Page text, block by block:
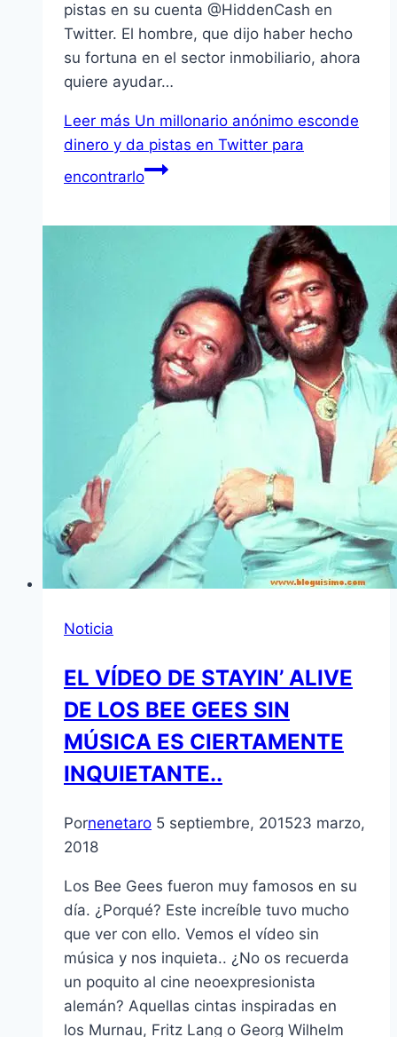
pistas en su cuenta @HiddenCash en
Twitter. El hombre, que dijo haber hecho
su fortuna en el sector inmobiliario, ahora
quiere ayudar…
Leer más Un millonario anónimo esconde
dinero y da pistas en Twitter para
encontrarlo
Noticia
EL VÍDEO DE STAYIN’ ALIVE
DE LOS BEE GEES SIN
MÚSICA ES CIERTAMENTE
INQUIETANTE..
Pornenetaro 5 septiembre, 201523 marzo,
2018
Los Bee Gees fueron muy famosos en su
día. ¿Porqué? Este increíble tuvo mucho
que ver con ello. Vemos el vídeo sin
música y nos inquieta.. ¿No os recuerda
un poquito al cine neoexpresionista
alemán? Aquellas cintas inspiradas en
los Murnau, Fritz Lang o Georg Wilhelm